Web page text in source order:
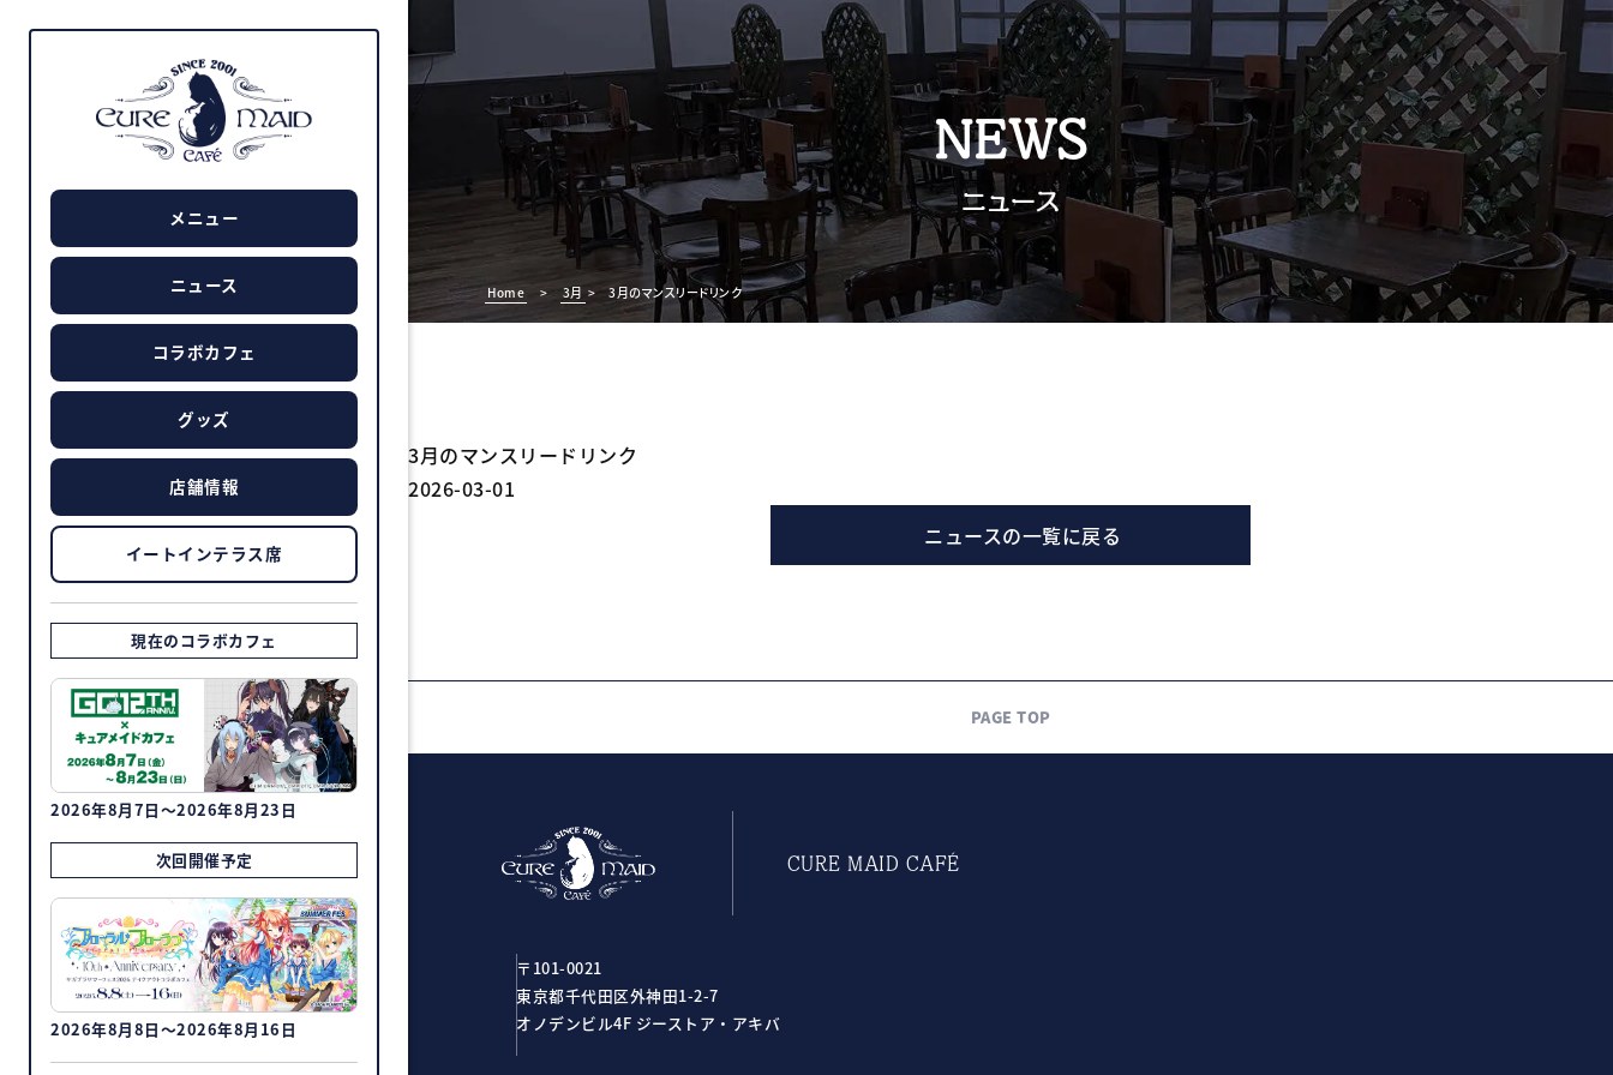
メニュー
ニュース
コラボカフェ
グッズ
店舗情報
イートインテラス席
現在のコラボカフェ
2026年8月7日～2026年8月23日
次回開催予定
2026年8月8日～2026年8月16日
NEWS
ニュース
Home > 3月 > 3月のマンスリードリンク
3月のマンスリードリンク
2026-03-01
ニュースの一覧に戻る
PAGE TOP
CURE MAID CAFÉ
〒101-0021
東京都千代田区外神田1-2-7
オノデンビル4F ジーストア・アキバ